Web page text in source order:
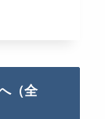
（全